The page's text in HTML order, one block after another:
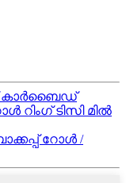
കാർബൈഡ്
ടിസി മിൽ
റോൾ /